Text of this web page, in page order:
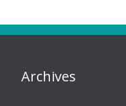
Archives